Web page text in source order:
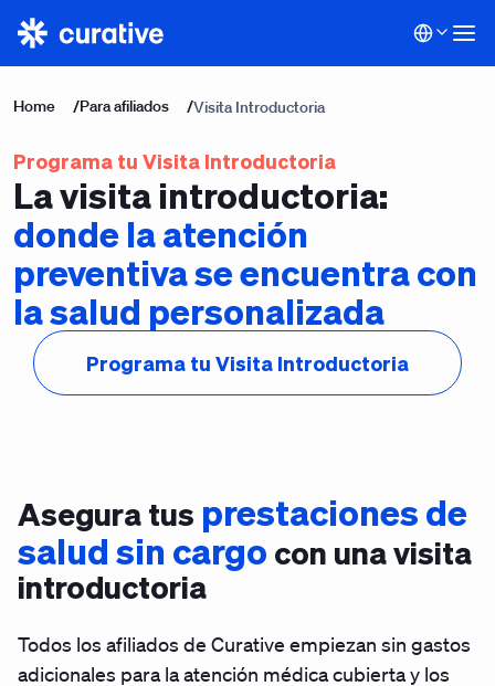
Home /Para afiliados /Visita Introductoria
Programa tu Visita Introductoria
La visita introductoria:
donde la atención
preventiva se encuentra con
la salud personalizada
Programa tu Visita Introductoria
Asegura tus prestaciones de
salud sin cargo con una visita
introductoria
Todos los afiliados de Curative empiezan sin gastos
adicionales para la atención médica cubierta y los